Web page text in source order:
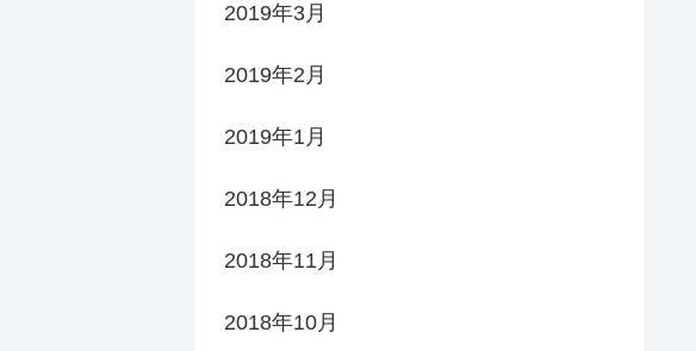
2019年3月
2019年2月
2019年1月
2018年12月
2018年11月
2018年10月